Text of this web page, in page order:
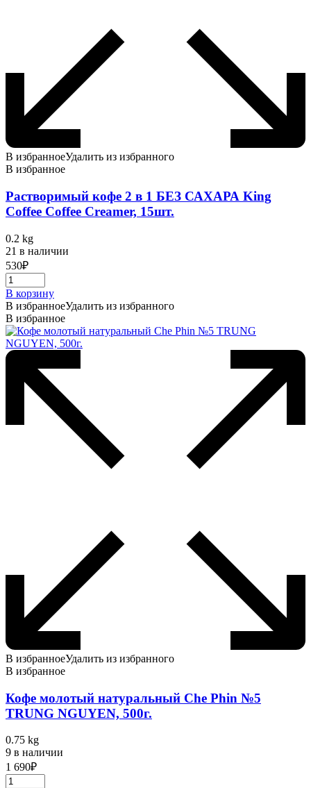
В избранноеУдалить из избранного
В избранное
Растворимый кофе 2 в 1 БЕЗ САХАРА King
Coffee Coffee Creamer, 15шт.
0.2 kg
21 в наличии
530₽
В корзину
В избранноеУдалить из избранного
В избранное
В избранноеУдалить из избранного
В избранное
Кофе молотый натуральный Che Phin №5
TRUNG NGUYEN, 500г.
0.75 kg
9 в наличии
1 690₽